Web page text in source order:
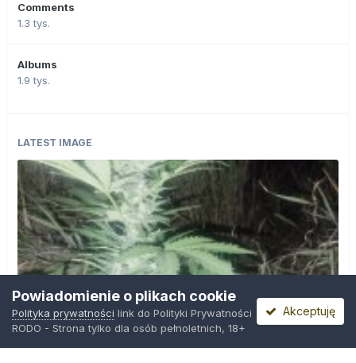
Comments
1.3 tys.
Albums
1.9 tys.
LATEST IMAGE
Powiadomienie o plikach cookie
Polityka prywatności link do Polityki Prywatności
RODO - Strona tylko dla osób pełnoletnich, 18+
Akceptuję